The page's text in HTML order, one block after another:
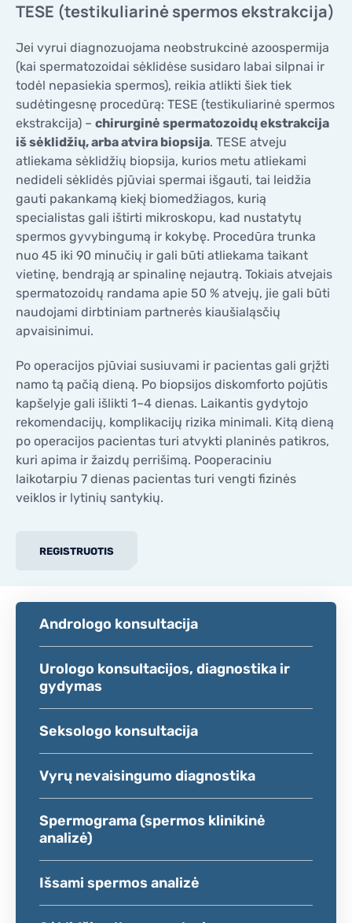
TESE (testikuliarinė spermos ekstrakcija)
Jei vyrui diagnozuojama neobstrukcinė azoospermija
(kai spermatozoidai sėklidėse susidaro labai silpnai ir
todėl nepasiekia spermos), reikia atlikti šiek tiek
sudėtingesnę procedūrą: TESE (testikuliarinė spermos
ekstrakcija) – chirurginė spermatozoidų ekstrakcija
iš sėklidžių, arba atvira biopsija. TESE atveju
atliekama sėklidžių biopsija, kurios metu atliekami
nedideli sėklidės pjūviai spermai išgauti, tai leidžia
gauti pakankamą kiekį biomedžiagos, kurią
specialistas gali ištirti mikroskopu, kad nustatytų
spermos gyvybingumą ir kokybę. Procedūra trunka
nuo 45 iki 90 minučių ir gali būti atliekama taikant
vietinę, bendrąją ar spinalinę nejautrą. Tokiais atvejais
spermatozoidų randama apie 50 % atvejų, jie gali būti
naudojami dirbtiniam partnerės kiaušialąsčių
apvaisinimui.
Po operacijos pjūviai susiuvami ir pacientas gali grįžti
namo tą pačią dieną. Po biopsijos diskomforto pojūtis
kapšelyje gali išlikti 1–4 dienas. Laikantis gydytojo
rekomendacijų, komplikacijų rizika minimali. Kitą dieną
po operacijos pacientas turi atvykti planinės patikros,
kuri apima ir žaizdų perrišimą. Pooperaciniu
laikotarpiu 7 dienas pacientas turi vengti fizinės
veiklos ir lytinių santykių.
REGISTRUOTIS
Andrologo konsultacija
Urologo konsultacijos, diagnostika ir
gydymas
Seksologo konsultacija
Vyrų nevaisingumo diagnostika
Spermograma (spermos klinikinė
analizė)
Išsami spermos analizė